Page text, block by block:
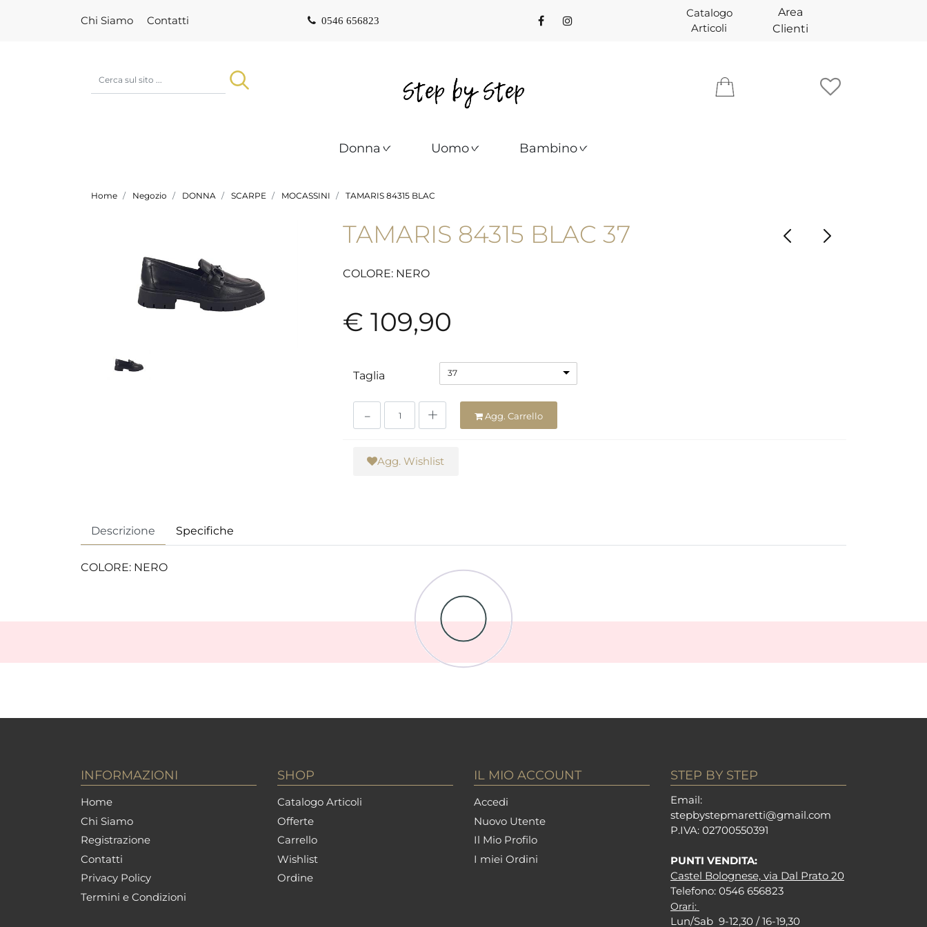
Chi Siamo Contatti 0546 656823
Catalogo
Articoli
Area
Clienti
Donna Uomo Bambino
Home Negozio DONNA SCARPE MOCASSINI TAMARIS 84315 BLAC
TAMARIS 84315 BLAC 37
COLORE: NERO
€ 109,90
Taglia 37
Agg. Carrello
Agg. Wishlist
Descrizione Specifiche
COLORE: NERO
INFORMAZIONI
Home
Chi Siamo
Registrazione
Contatti
Privacy Policy
Termini e Condizioni
SHOP
Catalogo Articoli
Offerte
Carrello
Wishlist
Ordine
IL MIO ACCOUNT
Accedi
Nuovo Utente
Il Mio Profilo
I miei Ordini
STEP BY STEP
Email:
stepbystepmaretti@gmail.com
P.IVA: 02700550391
PUNTI VENDITA:
Castel Bolognese, via Dal Prato 20
Telefono: 0546 656823
Orari:
Lun/Sab 9-12,30 / 16-19,30